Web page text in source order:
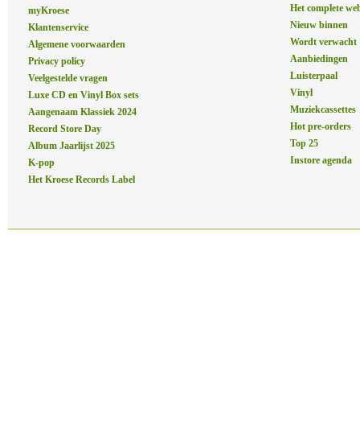
myKroese
Klantenservice
Algemene voorwaarden
Privacy policy
Veelgestelde vragen
Luxe CD en Vinyl Box sets
Aangenaam Klassiek 2024
Record Store Day
Album Jaarlijst 2025
K-pop
Het Kroese Records Label
Het complete
Nieuw binnen
Wordt verwacht
Aanbiedingen
Luisterpaal
Vinyl
Muziekcassettes
Hot pre-orders
Top 25
Instore agenda